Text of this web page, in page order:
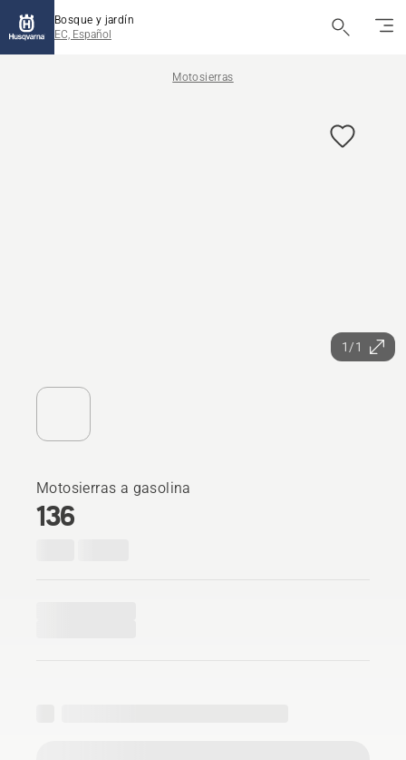
Bosque y jardín
EC, Español
Motosierras
1/1
Motosierras a gasolina
136